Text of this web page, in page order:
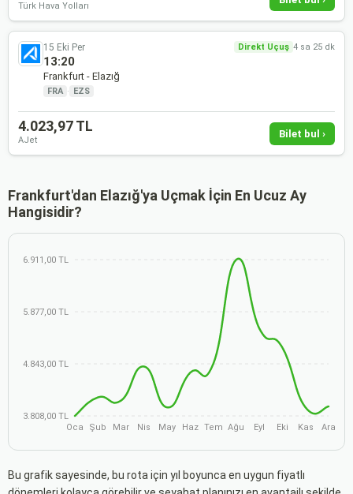
Türk Hava Yolları
15 Eki Per Direkt Uçuş 4 sa 25 dk
13:20
Frankfurt - Elazığ
FRA · EZS
4.023,97 TL
AJet
Bilet bul ›
Frankfurt'dan Elazığ'ya Uçmak İçin En Ucuz Ay
Hangisidir?
6.911,00 TL
5.877,00 TL
4.843,00 TL
3.808,00 TL
Oca
Şub Mar Nis May Haz Tem Ağu Eyl Eki Kas Ara
Bu grafik sayesinde, bu rota için yıl boyunca en uygun fiyatlı